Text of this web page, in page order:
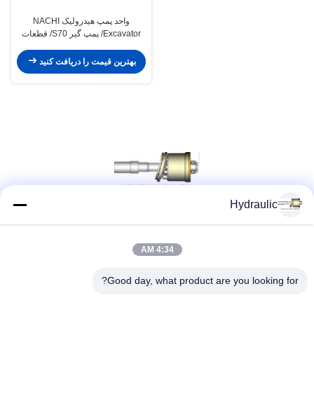
واحد پمپ هیدرولیک NACHI
Excavator/ پمپ گیر S70/ قطعات
بهترین قیمت را دریافت کنید
Hydraulic
4:34 AM
Good day, what product are you looking for?